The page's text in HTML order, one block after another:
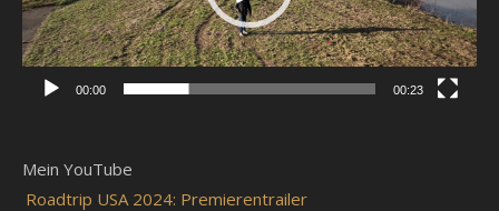
00:00 00:23
Mein YouTube
Roadtrip USA 2024: Premierentrailer